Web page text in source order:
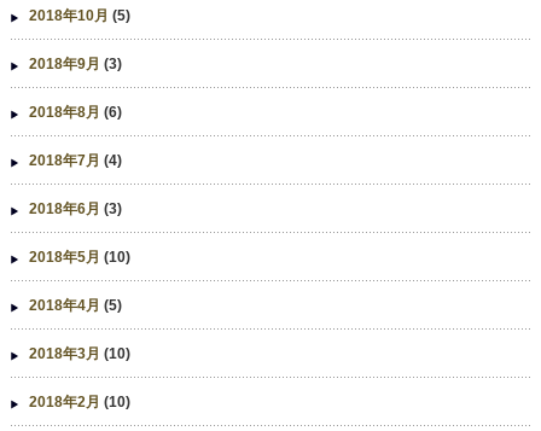
2018年10月 (5)
2018年9月 (3)
2018年8月 (6)
2018年7月 (4)
2018年6月 (3)
2018年5月 (10)
2018年4月 (5)
2018年3月 (10)
2018年2月 (10)